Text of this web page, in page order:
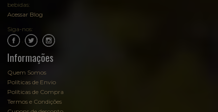
bebidas:
Acessar Blog
Siga-nos:
Informações
Quem Somos
Políticas de Envio
Políticas de Compra
Termos e Condições